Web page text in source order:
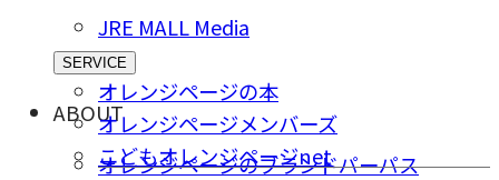
JRE MALL Media
SERVICE
オレンジページの本
オレンジページメンバーズ
こどもオレンジページnet
ABOUT
オレンジページのブランドパーパス